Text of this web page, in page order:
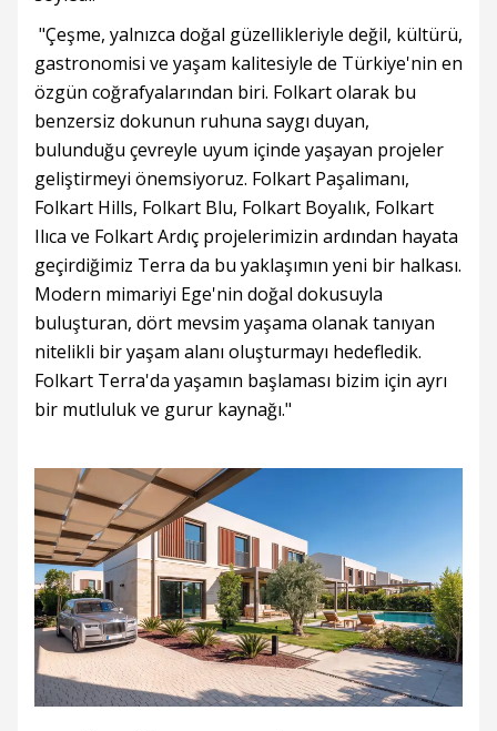
"Çeşme, yalnızca doğal güzellikleriyle değil, kültürü,
gastronomisi ve yaşam kalitesiyle de Türkiye'nin en
özgün coğrafyalarından biri. Folkart olarak bu
benzersiz dokunun ruhuna saygı duyan,
bulunduğu çevreyle uyum içinde yaşayan projeler
geliştirmeyi önemsiyoruz. Folkart Paşalimanı,
Folkart Hills, Folkart Blu, Folkart Boyalık, Folkart
Ilıca ve Folkart Ardıç projelerimizin ardından hayata
geçirdiğimiz Terra da bu yaklaşımın yeni bir halkası.
Modern mimariyi Ege'nin doğal dokusuyla
buluşturan, dört mevsim yaşama olanak tanıyan
nitelikli bir yaşam alanı oluşturmayı hedefledik.
Folkart Terra'da yaşamın başlaması bizim için ayrı
bir mutluluk ve gurur kaynağı."